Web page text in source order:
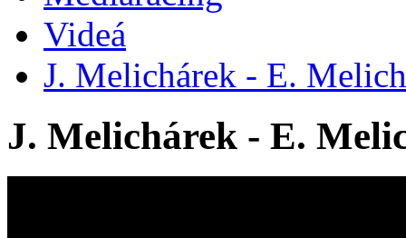
Videá
J. Melichárek - E.
J. Melichárek - E.